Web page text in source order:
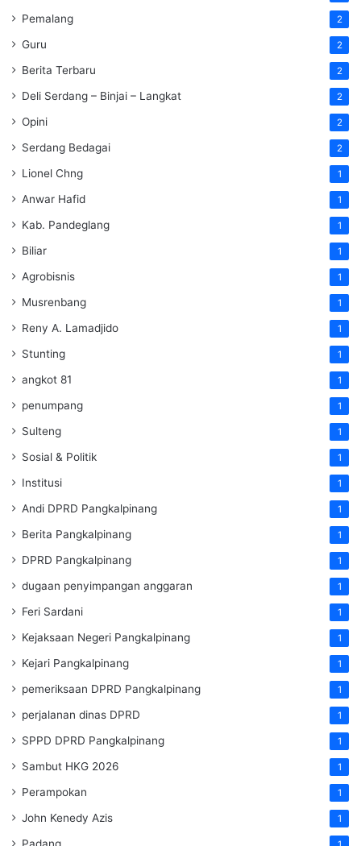
Pemalang 2
Guru 2
Berita Terbaru 2
Deli Serdang – Binjai – Langkat 2
Opini 2
Serdang Bedagai 2
Lionel Chng 1
Anwar Hafid 1
Kab. Pandeglang 1
Biliar 1
Agrobisnis 1
Musrenbang 1
Reny A. Lamadjido 1
Stunting 1
angkot 81 1
penumpang 1
Sulteng 1
Sosial & Politik 1
Institusi 1
Andi DPRD Pangkalpinang 1
Berita Pangkalpinang 1
DPRD Pangkalpinang 1
dugaan penyimpangan anggaran 1
Feri Sardani 1
Kejaksaan Negeri Pangkalpinang 1
Kejari Pangkalpinang 1
pemeriksaan DPRD Pangkalpinang 1
perjalanan dinas DPRD 1
SPPD DPRD Pangkalpinang 1
Sambut HKG 2026 1
Perampokan 1
John Kenedy Azis 1